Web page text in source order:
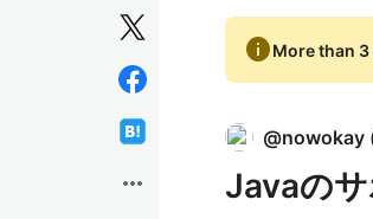
more_horiz
infoMore than
@nowokay
Javaの